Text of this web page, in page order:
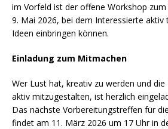
im Vorfeld ist der offene Workshop
9. Mai 2026, bei dem Interessierte aktiv
Ideen einbringen können.
Einladung zum Mitmachen
Wer Lust hat, kreativ zu werden und
aktiv mitzugestalten, ist herzlich
Das nächste Vorbereitungstreffen für
findet am 11. März 2026 um 17 Uhr in